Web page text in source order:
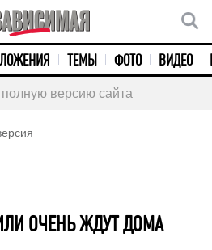
ТЕМЫ ФОТО ВИДЕО
версию сайта
ОЧЕНЬ ЖДУТ ДОМА